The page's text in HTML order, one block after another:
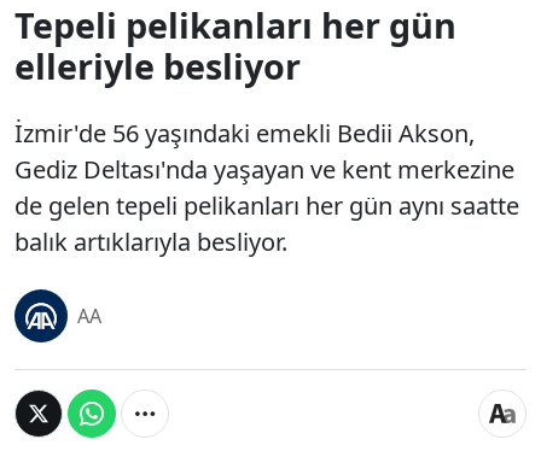
Tepeli pelikanları her gün
elleriyle besliyor
İzmir'de 56 yaşındaki emekli Bedii Akson,
Gediz Deltası'nda yaşayan ve kent merkezine
de gelen tepeli pelikanları her gün aynı saatte
balık artıklarıyla besliyor.
AA